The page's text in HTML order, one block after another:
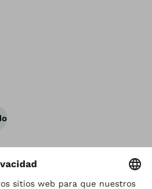
de Ottobock